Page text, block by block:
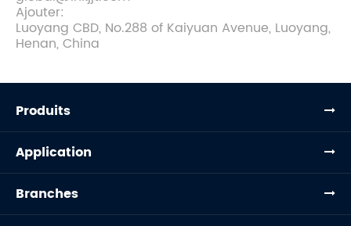
Ajouter:
Luoyang CBD, No.288 of Kaiyuan Avenue, Luoyang,
Henan, China
Produits
Application
Branches